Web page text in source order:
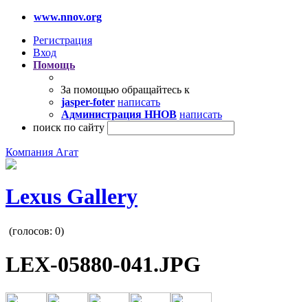
www.nnov.org
Регистрация
Вход
Помощь
За помощью обращайтесь к
jasper-foter написать
Администрация ННОВ написать
поиск по сайту
Компания Агат
Lexus Gallery
(голосов: 0)
LEX-05880-041.JPG